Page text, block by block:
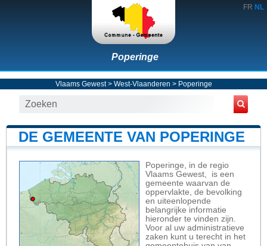
FR NL
Poperinge
Vlaams Gewest> West-Vlaanderen > Poperinge
DE GEMEENTE VAN POPERINGE
Poperinge, in de regio
Vlaams Gewest, is een
gemeente waarvan de
oppervlakte, de bevolking
en uiteenlopende
belangrijke informatie
hieronder te vinden zijn.
Voor al uw administratieve
zaken kunt u terecht in het